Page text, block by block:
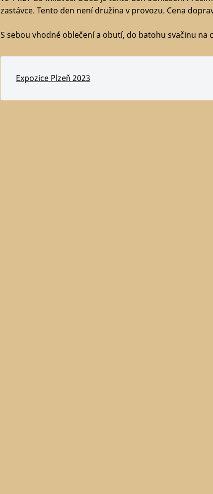
zastávce. Tento den není družina v provozu. Cena
S sebou vhodné oblečení a obutí, do batohu svačinu na
Expozice Plzeň 2023